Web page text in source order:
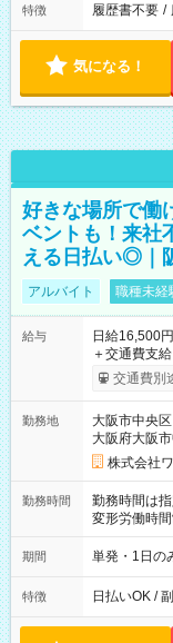
特徴 履歴書不要 /
気になる！
好きな場所で働
ベントも！来社
える日払い◎｜
アルバイト 職種未経
給与
日給16,500
＋交通費支給 ★交通費全額支給！ ★日払いOK！（規定あり） ┗
働いたその
交通費別
勤務地
大阪市中央区
大阪府大阪
株式会社
勤務時間
勤務時間は
変形労働時間制 想
00～20：00
期間 単発・1日の
特徴 日払いOK /